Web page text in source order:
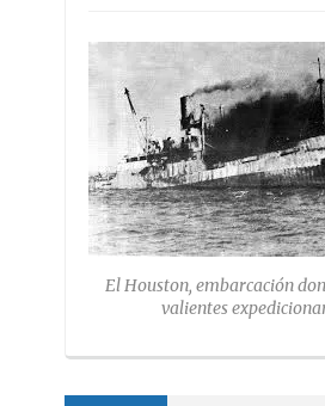
El Houston, embarcación
valientes